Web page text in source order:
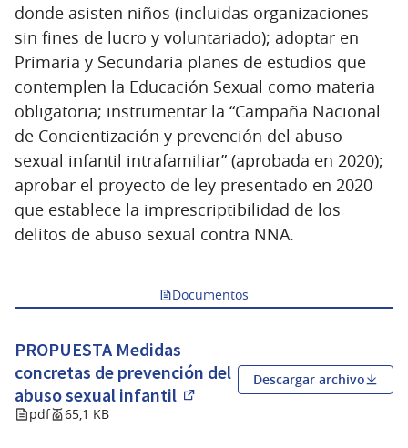
donde asisten niños (incluidas organizaciones
sin fines de lucro y voluntariado); adoptar en
Primaria y Secundaria planes de estudios que
contemplen la Educación Sexual como materia
obligatoria; instrumentar la “Campaña Nacional
de Concientización y prevención del abuso
sexual infantil intrafamiliar” (aprobada en 2020);
aprobar el proyecto de ley presentado en 2020
que establece la imprescriptibilidad de los
delitos de abuso sexual contra NNA.
Documentos
PROPUESTA Medidas
concretas de prevención del
abuso sexual infantil
pdf 65,1 KB
Descargar archivo